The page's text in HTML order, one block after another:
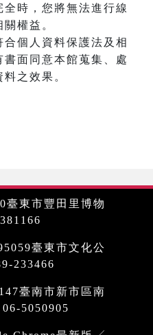
時，您將無法進行線
權益。
個人資料保護法及相
面同意本館蒐集、處
之效果。
臺東市豐田里博物
臺東市文化公
233466
臺南市新市區南
5050905